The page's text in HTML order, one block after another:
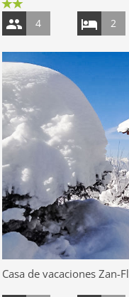
4 2
Casa de vacaciones Zan-